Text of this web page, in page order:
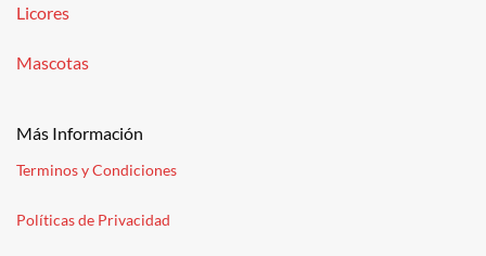
Licores
Mascotas
Más Información
Terminos y Condiciones
Políticas de Privacidad